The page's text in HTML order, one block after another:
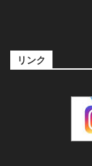
リンク